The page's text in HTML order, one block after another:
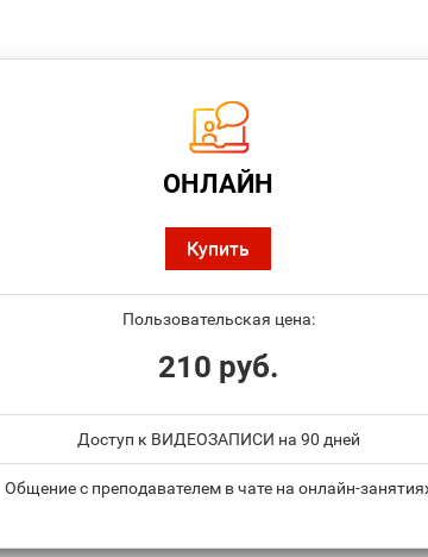
ОНЛАЙН
Купить
Пользовательская цена:
210 руб.
Доступ к ВИДЕОЗАПИСИ на 90 дней
Общение с преподавателем в чате на онлайн-